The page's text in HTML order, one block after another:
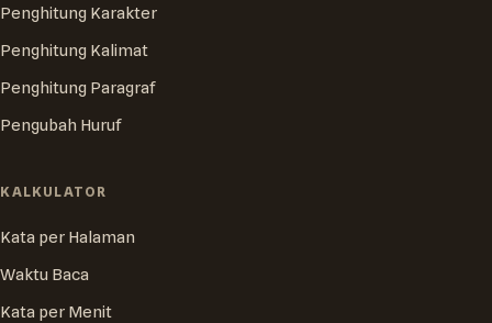
Penghitung Karakter
Penghitung Kalimat
Penghitung Paragraf
Pengubah Huruf
KALKULATOR
Kata per Halaman
Waktu Baca
Kata per Menit